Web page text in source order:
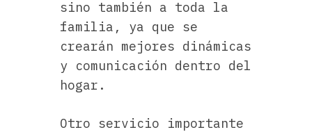
sino también a toda la
familia, ya que se
crearán mejores dinámicas
y comunicación dentro del
hogar.
Otro servicio importante